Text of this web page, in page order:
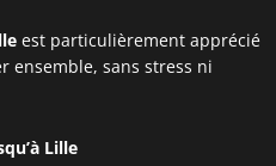
est particulièrement apprécié
ensemble, sans stress ni
Lille